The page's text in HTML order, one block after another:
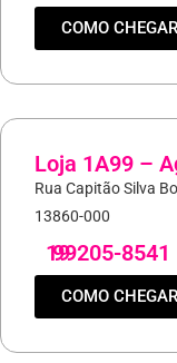
COMO CHEGAR
Loja 1A99 –
Rua Capitão Silva
13860-000
19
99205-8541
COMO CHEGAR